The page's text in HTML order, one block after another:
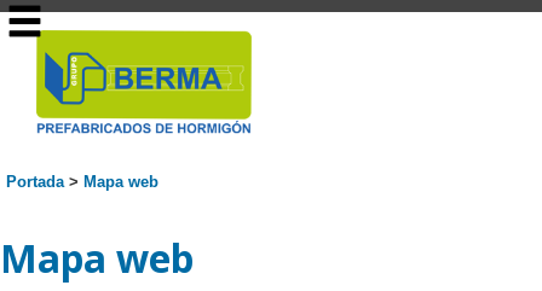
Portada > Mapa web
Mapa web